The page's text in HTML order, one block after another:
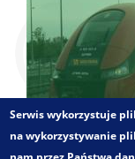
Serwis wykorzystuje
na wykorzystywanie